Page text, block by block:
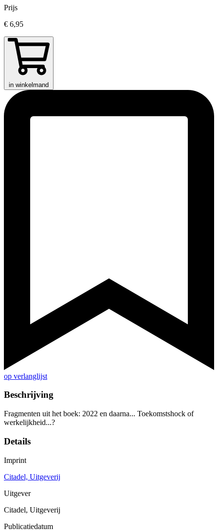
Prijs
€ 6,95
in winkelmand
op verlanglijst
Beschrijving
Fragmenten uit het boek: 2022 en daarna... Toekomstshock of
werkelijkheid...?
Details
Imprint
Citadel, Uitgeverij
Uitgever
Citadel, Uitgeverij
Publicatiedatum